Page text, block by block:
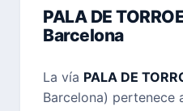
PALA DE
Barcelona
La vía PALA DE
Barcelona) pertenece